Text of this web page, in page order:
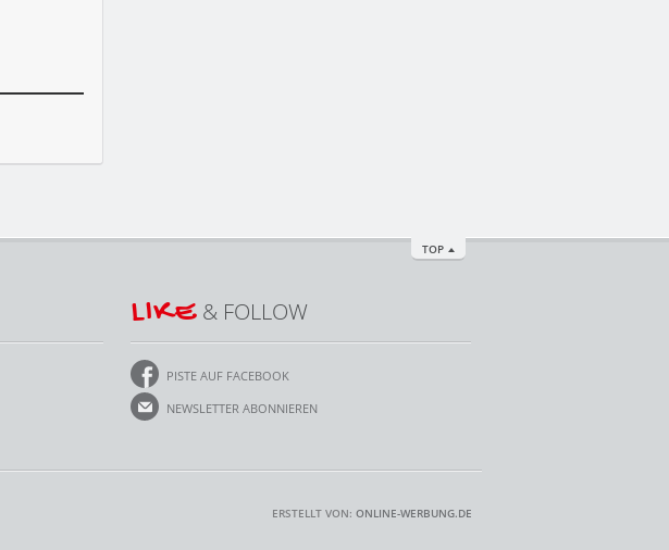
TOP
LIKE& FOLLOW
PISTE AUF FACEBOOK
NEWSLETTER ABONNIEREN
ERSTELLT VON: ONLINE-WERBUNG.DE